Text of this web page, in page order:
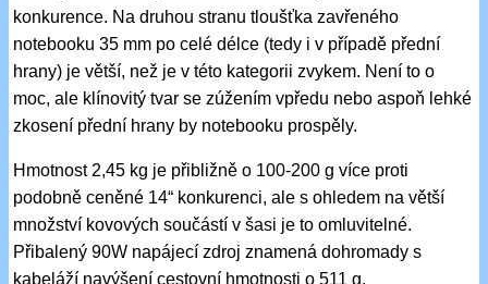
konkurence. Na druhou stranu tloušťka zavřeného
notebooku 35 mm po celé délce (tedy i v případě přední
hrany) je větší, než je v této kategorii zvykem. Není to o
moc, ale klínovitý tvar se zúžením vpředu nebo aspoň lehké
zkosení přední hrany by notebooku prospěly.
Hmotnost 2,45 kg je přibližně o 100-200 g více proti
podobně ceněné 14“ konkurenci, ale s ohledem na větší
množství kovových součástí v šasi je to omluvitelné.
Přibalený 90W napájecí zdroj znamená dohromady s
kabeláží navýšení cestovní hmotnosti o 511 g.